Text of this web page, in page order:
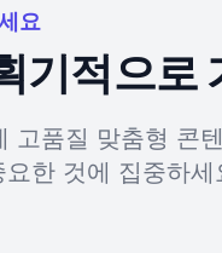
요
기적으로
고품질 맞춤형 콘
한 것에 집중하세